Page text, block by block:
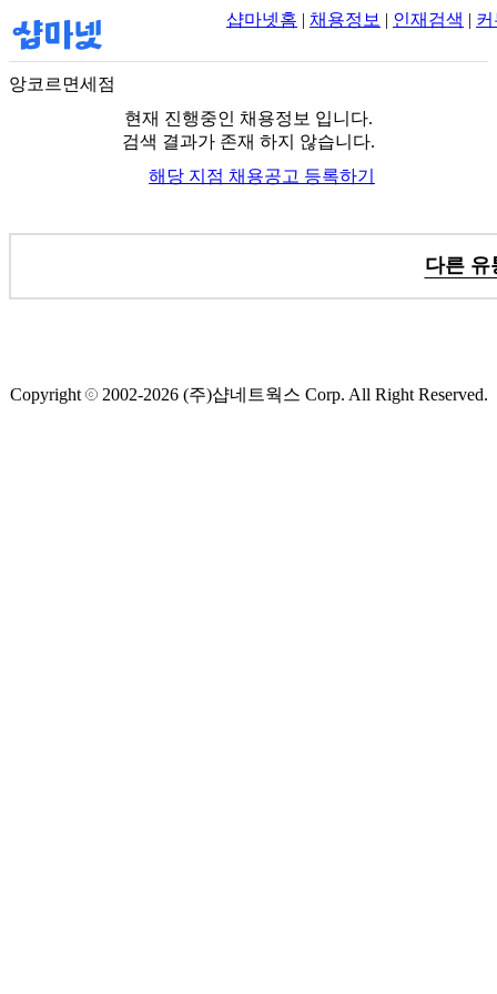
샵마넷홈 | 채용정보 | 인재검색 |
앙코르면세점
현재 진행중인 채용정보 입니다.
검색 결과가 존재 하지 않습니다.
해당 지점 채용공고 등록하기
다른 유
Copyright 2002-2026 (주)샵네트웍스 Corp. All Right Reserved.